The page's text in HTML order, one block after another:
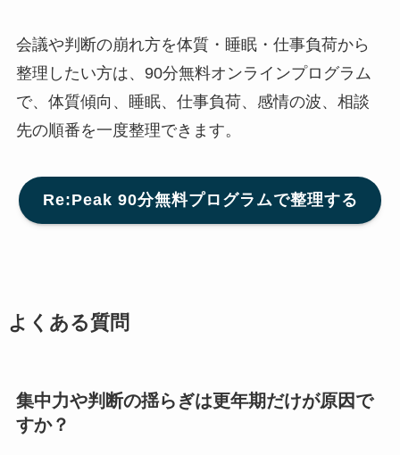
会議や判断の崩れ方を体質・睡眠・仕事負荷から
整理したい方は、90分無料オンラインプログラム
で、体質傾向、睡眠、仕事負荷、感情の波、相談
先の順番を一度整理できます。
Re:Peak 90分無料プログラムで整理する
よくある質問
集中力や判断の揺らぎは更年期だけが原因で
すか？